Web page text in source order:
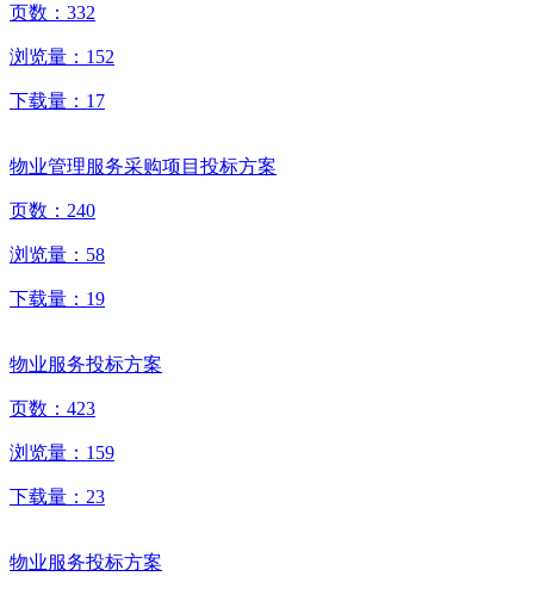
页数： 332
浏览量： 152
下载量： 17
物业管理服务采购项目投标方案
页数： 240
浏览量： 58
下载量： 19
物业服务投标方案
页数： 423
浏览量： 159
下载量： 23
物业服务投标方案